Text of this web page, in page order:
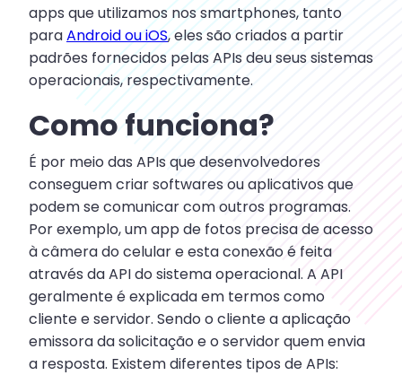
apps que utilizamos nos smartphones, tanto
paraAndroid ou iOS, eles são criados a partir
padrões fornecidos pelas APIs deu seus sistemas
operacionais, respectivamente.
Como funciona?
É por meio das APIs que desenvolvedores
conseguem criar softwares ou aplicativos que
podem se comunicar com outros programas.
Por exemplo, um app de fotos precisa de acesso
à câmera do celular e esta conexão é feita
através da API do sistema operacional. A API
geralmente é explicada em termos como
cliente e servidor. Sendo o cliente a aplicação
emissora da solicitação e o servidor quem envia
a resposta. Existem diferentes tipos de APIs: